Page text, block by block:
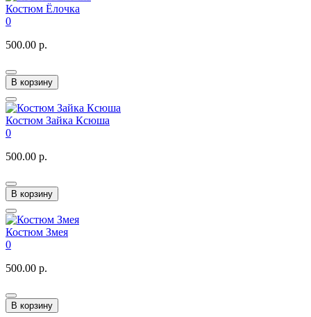
Костюм Ёлочка
0
500.00 р.
В корзину
Костюм Зайка Ксюша
0
500.00 р.
В корзину
Костюм Змея
0
500.00 р.
В корзину